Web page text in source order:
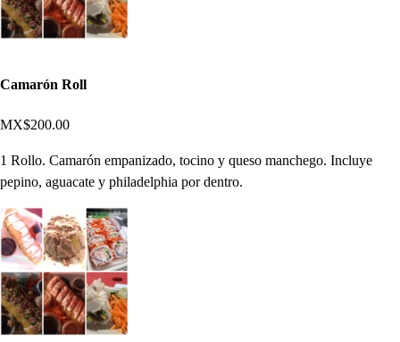
Camarón Roll
MX$200.00
1 Rollo. Camarón empanizado, tocino y queso manchego. Incluye
pepino, aguacate y philadelphia por dentro.